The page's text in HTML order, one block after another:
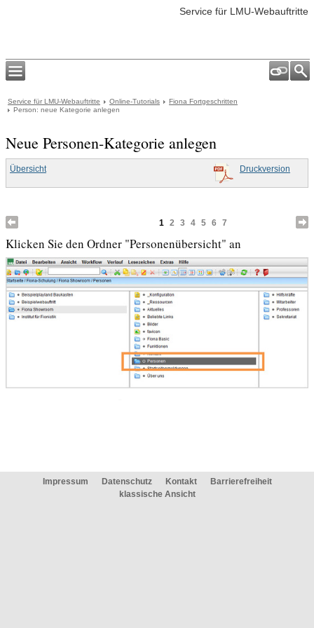
Service für LMU-Webauftritte
Service für LMU-Webauftritte Online-Tutorials
Fiona Fortgeschritten
Person: neue Kategorie anlegen
Neue Personen-Kategorie anlegen
Übersicht Druckversion
Klicken Sie den Ordner "Personenübersicht" an
1 2 3 4 5 6 7
Impressum Datenschutz Kontakt
Barrierefreiheit
klassische Ansicht